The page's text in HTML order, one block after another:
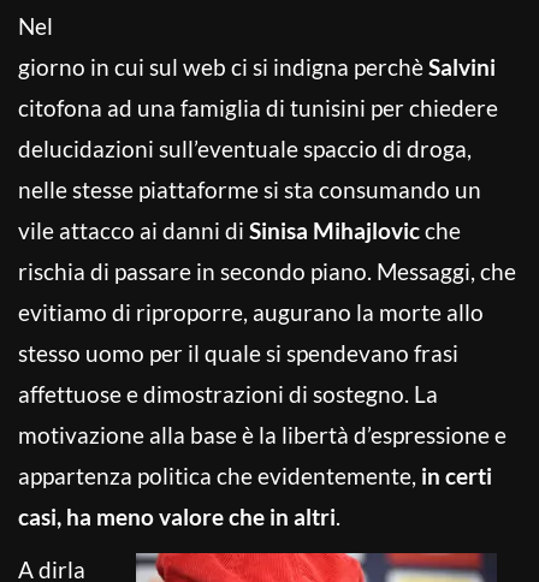
Nel
giorno in cui sul web ci si indigna perchèSalvini
citofona ad una famiglia di tunisini per chiedere
delucidazioni sull’eventuale spaccio di droga,
nelle stesse piattaforme si sta consumando un
vile attacco ai danni di Sinisa Mihajlovicche
rischia di passare in secondo piano. Messaggi, che
evitiamo di riproporre, augurano la morte allo
stesso uomo per il quale si spendevano frasi
affettuose e dimostrazioni di sostegno. La
motivazione alla base è la libertà d’espressione e
appartenza politica che evidentemente, in certi
casi, ha meno valore che in altri.
A dirla